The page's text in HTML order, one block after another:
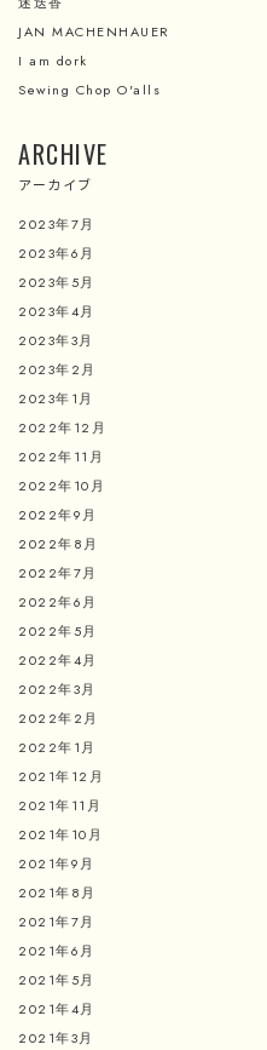
JAN MACHENHAUER
I am dork
Sewing Chop O'alls
ARCHIVE
アーカイブ
2023年7月
2023年6月
2023年5月
2023年4月
2023年3月
2023年2月
2023年1月
2022年12月
2022年11月
2022年10月
2022年9月
2022年8月
2022年7月
2022年6月
2022年5月
2022年4月
2022年3月
2022年2月
2022年1月
2021年12月
2021年11月
2021年10月
2021年9月
2021年8月
2021年7月
2021年6月
2021年5月
2021年4月
2021年3月